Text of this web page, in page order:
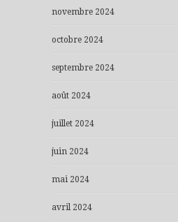
novembre 2024
octobre 2024
septembre 2024
août 2024
juillet 2024
juin 2024
mai 2024
avril 2024